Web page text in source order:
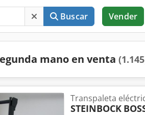
Buscar Vender
mano en venta
Transpaleta
STEINBOCK